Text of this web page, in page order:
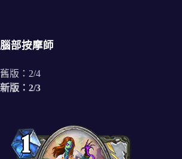
腦部按摩師
舊版：2/4
新版：2/3